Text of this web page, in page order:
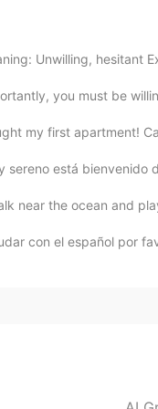
Unwilling, hesitant
you must be
my first apartment!
sereno está bienvenido
near the ocean and
con el español por